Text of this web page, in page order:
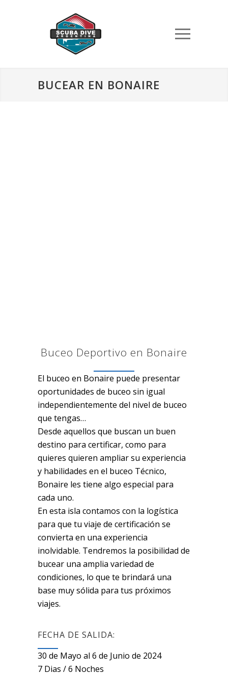
BUCEAR EN BONAIRE
Buceo Deportivo en Bonaire
El buceo en Bonaire puede presentar
oportunidades de buceo sin igual
independientemente del nivel de buceo
que tengas…
Desde aquellos que buscan un buen
destino para certificar, como para
quieres quieren ampliar su experiencia
y habilidades en el buceo Técnico,
Bonaire les tiene algo especial para
cada uno.
En esta isla contamos con la logística
para que tu viaje de certificación se
convierta en una experiencia
inolvidable. Tendremos la posibilidad de
bucear una amplia variedad de
condiciones, lo que te brindará una
base muy sólida para tus próximos
viajes.
FECHA DE SALIDA:
30 de Mayo al 6 de Junio de 2024
7 Dias / 6 Noches